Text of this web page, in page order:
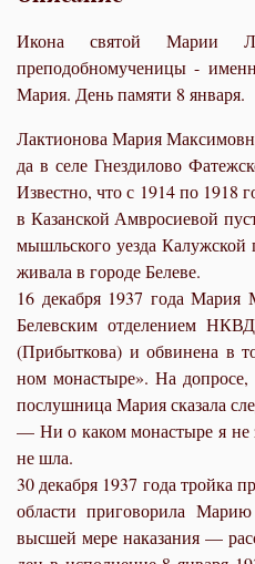
Икона святой Марии
преподобномученицы -
Мария. День памяти 8 января.
Лак­ти­о­но­ва Ма­рия
да в се­ле Гнез­ди­ло­во
Из­вест­но, что с 1914 по 1918
в Ка­зан­ской Ам­вро­си­е­вой
мышль­ско­го уез­да
жи­ва­ла в го­ро­де Беле­ве.
16 де­каб­ря 1937 го­да Ма­рия
Белев­ским от­де­ле­ни­ем
(При­быт­ко­ва) и об­ви­не­на в
ном мо­на­сты­ре». На до­про­се,
по­слуш­ни­ца Ма­рия ска­за­ла
— Ни о ка­ком мо­на­сты­ре я не
не шла.
30 де­каб­ря 1937 го­да
об­ла­сти при­го­во­ри­ла
выс­шей ме­ре на­ка­за­ния —